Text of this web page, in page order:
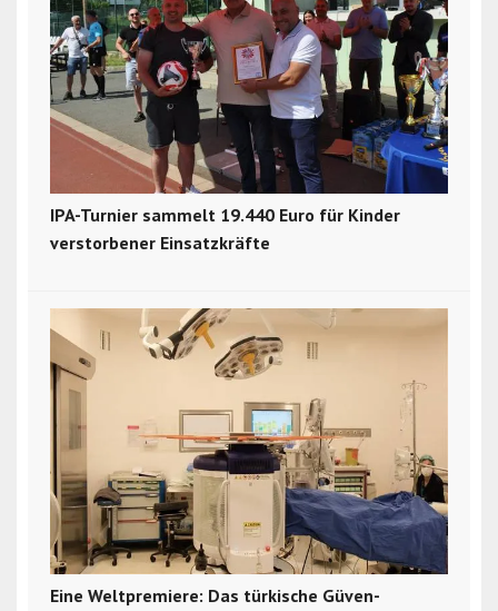
IPA-Turnier sammelt 19.440 Euro für Kinder
verstorbener Einsatzkräfte
Eine Weltpremiere: Das türkische Güven-